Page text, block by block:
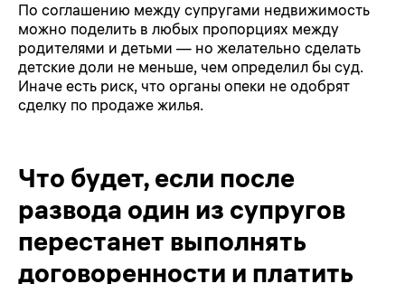
По соглашению между супругами недвижимость
можно поделить в любых пропорциях между
родителями и детьми — но желательно сделать
детские доли не меньше, чем определил бы суд.
Иначе есть риск, что органы опеки не одобрят
сделку по продаже жилья.
Что будет, если после
развода один из супругов
перестанет выполнять
договоренности и платить